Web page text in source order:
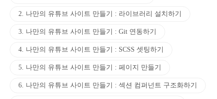
2. 나만의 유튜브 사이트 만들기 : 라이브러리 설치하기
3. 나만의 유튜브 사이트 만들기 : Git 연동하기
4. 나만의 유튜브 사이트 만들기 : SCSS 셋팅하기
5. 나만의 유튜브 사이트 만들기 : 페이지 만들기
6. 나만의 유튜브 사이트 만들기 : 섹션 컴퍼넌트 구조화하기